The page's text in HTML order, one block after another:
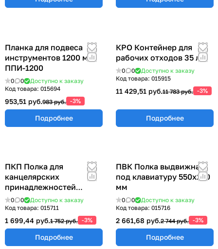
Планка для подвеса
инструментов 1200 мм
ППИ-1200
0 0
Доступно к заказу
Код товара: 015694
953,51 руб.983 руб. -3%
Подробнее
КРО Контейнер для
рабочих отходов 35 л.
0 0
Доступно к заказу
Код товара: 015915
11 429,51 руб.11 783 руб. -3%
Подробнее
ПКП Полка для
канцелярских
принадлежностей
300х100 мм
0 0
Доступно к заказу
Код товара: 015711
1 699,44 руб.1 752 руб. -3%
Подробнее
ПВК Полка выдвижная
под клавиатуру 550х250
мм
0 0
Доступно к заказу
Код товара: 015716
2 661,68 руб.2 744 руб. -3%
Подробнее